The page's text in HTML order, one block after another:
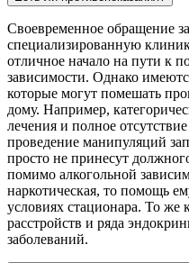
Своевременное обращение
специализированную
отличное начало на пути к
зависимости. Однако
которые могут помешать
дому. Например,
лечения и полное
проведение манипуляций
просто не принесут
помимо алкогольной
наркотическая, то помощь
условиях стационара. То же
расстройств и ряда
заболеваний.